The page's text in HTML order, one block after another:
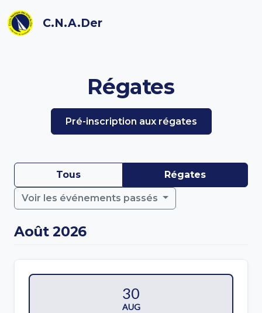
C.N.A.Der
Régates
Pré-inscription aux régates
Tous Régates
Voir les événements passés
Août 2026
30
AUG